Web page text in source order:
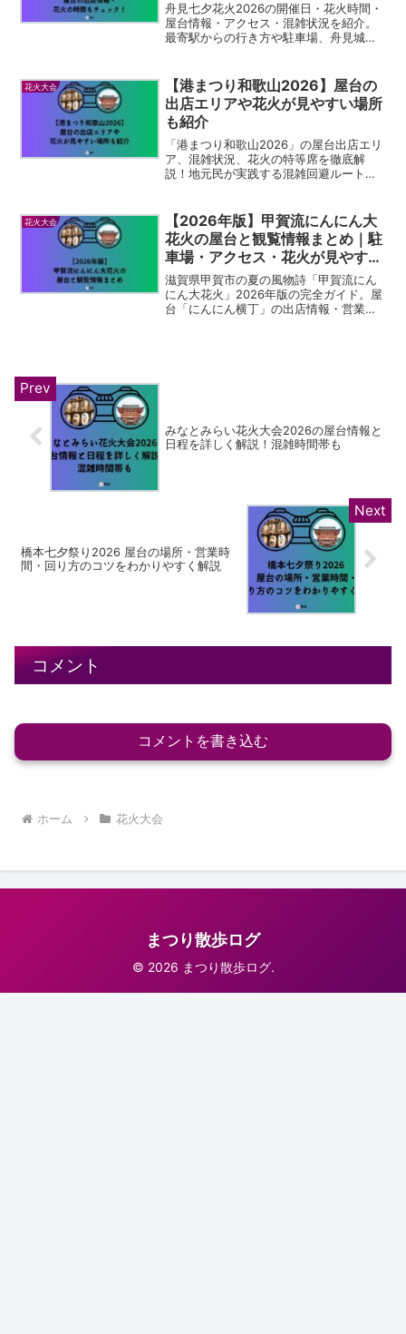
舟見七夕花火2026の開催日・花火時間・
屋台情報・アクセス・混雑状況を紹介。
最寄駅からの行き方や駐車場、舟見城址
花火大会
【港まつり和歌山2026】屋台の
出店エリアや花火が見やすい場所
も紹介
「港まつり和歌山2026」の屋台出店エリ
ア、混雑状況、花火の特等席を徹底解
説！地元民が実践する混雑回避ルート
感をもとにご紹介します。これさえ読め
ば当日の計画は完璧です！
花火大会
【2026年版】甲賀流にんにん大
花火の屋台と観覧情報まとめ｜駐
車場・アクセス・花火が見やすい
場所まで網羅
滋賀県甲賀市の夏の風物詩「甲賀流にん
にん大花火」2026年版の完全ガイド。屋
台「にんにん横丁」の出店情報・営業時
みなとみらい花火大会2026の屋台情報と
日程を詳しく解説！混雑時間帯も
橋本七夕祭り2026 屋台の場所・営業時
間・回り方のコツをわかりやすく解説
コメント
コメントを書き込む
ホーム 花火大会
まつり散歩ログ
© 2026 まつり散歩ログ.